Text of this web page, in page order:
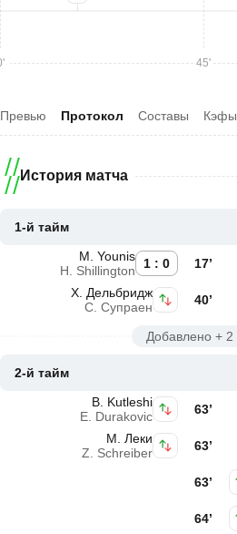
45'
Превью Протокол Составы Кэфы
История матча
1-й тайм
1 : 0
M. Younis
H. Shillington
17’
Х. Дельбридж
С. Супраен
40’
Добавлено + 2
2-й тайм
B. Kutleshi
E. Durakovic
63’
М. Леки
Z. Schreiber
63’
63’
64’